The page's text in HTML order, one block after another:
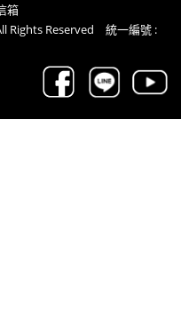
箱
Rights Reserved 統一編號 :